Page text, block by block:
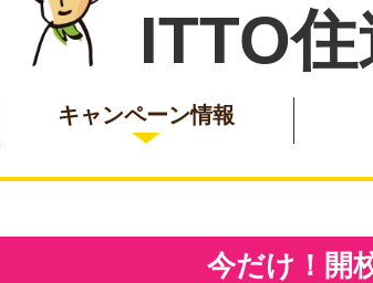
ITTO
キャンペーン情報
今だけ！開